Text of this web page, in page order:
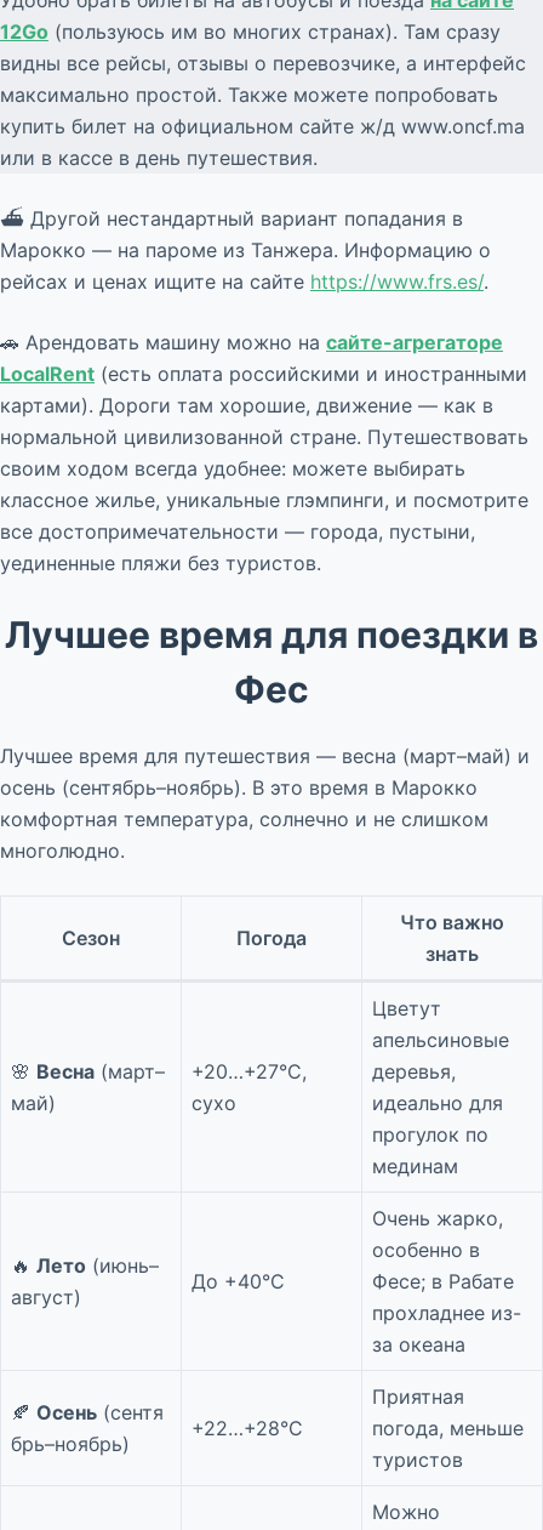
12Go (пользуюсь им во многих странах). Там сразу
видны все рейсы, отзывы о перевозчике, а интерфейс
максимально простой. Также можете попробовать
купить билет на официальном сайте ж/д www.oncf.ma
или в кассе в день путешествия.
⛴ Другой нестандартный вариант попадания в
Марокко — на пароме из Танжера. Информацию о
рейсах и ценах ищите на сайте https://www.frs.es/.
🚗 Арендовать машину можно на сайте-агрегаторе
LocalRent (есть оплата российскими и иностранными
картами). Дороги там хорошие, движение — как в
нормальной цивилизованной стране. Путешествовать
своим ходом всегда удобнее: можете выбирать
классное жилье, уникальные глэмпинги, и посмотрите
все достопримечательности — города, пустыни,
уединенные пляжи без туристов.
Лучшее время для поездки в
Фес
Лучшее время для путешествия — весна (март–май) и
осень (сентябрь–ноябрь). В это время в Марокко
комфортная температура, солнечно и не слишком
многолюдно.
Сезон Погода
Что важно
знать
🌸 Весна (март–
май)
+20…+27°C,
сухо
Цветут
апельсиновые
деревья,
идеально для
прогулок по
мединам
🔥 Лето (июнь–
август)
До +40°C
Очень жарко,
особенно в
Фесе; в Рабате
прохладнее из-
за океана
🍂 Осень (сентя
брь–ноябрь)
+22…+28°C
Приятная
погода, меньше
туристов
Можно